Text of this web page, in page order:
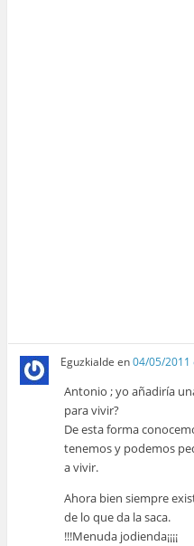
Eguzkialde en04/05/2011
Antonio ; yo añadiría
para vivir?
De esta forma
tenemos y podemos
a vivir.
Ahora bien siempre
de lo que da la saca.
!!!Menuda jodienda¡¡¡¡